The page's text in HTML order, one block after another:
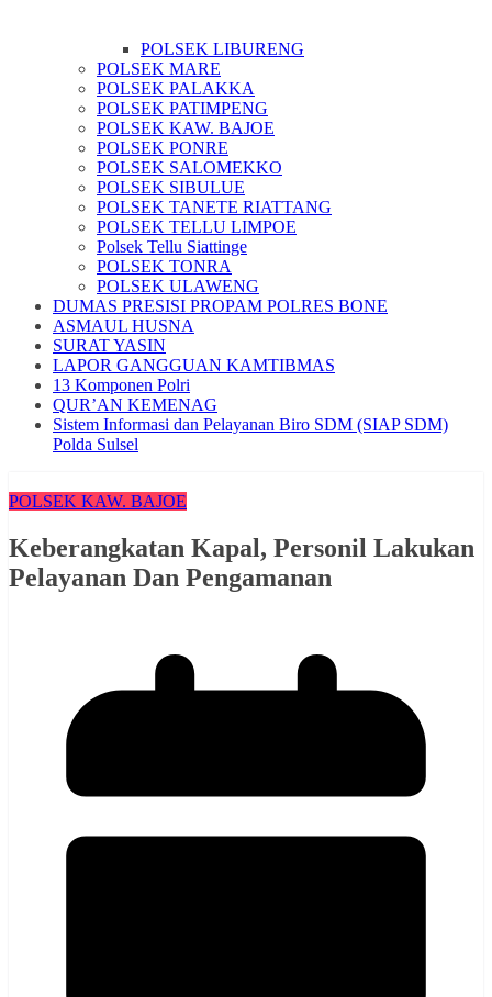
POLSEK LIBURENG
POLSEK MARE
POLSEK PALAKKA
POLSEK PATIMPENG
POLSEK KAW. BAJOE
POLSEK PONRE
POLSEK SALOMEKKO
POLSEK SIBULUE
POLSEK TANETE RIATTANG
POLSEK TELLU LIMPOE
Polsek Tellu Siattinge
POLSEK TONRA
POLSEK ULAWENG
DUMAS PRESISI PROPAM POLRES BONE
ASMAUL HUSNA
SURAT YASIN
LAPOR GANGGUAN KAMTIBMAS
13 Komponen Polri
QUR’AN KEMENAG
Sistem Informasi dan Pelayanan Biro SDM (SIAP SDM)
Polda Sulsel
POLSEK KAW. BAJOE
Keberangkatan Kapal, Personil Lakukan
Pelayanan Dan Pengamanan